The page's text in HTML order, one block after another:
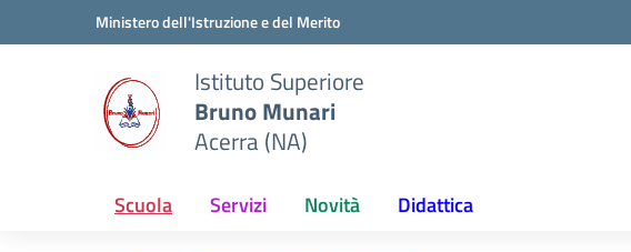
Vai ai contenuti
Vai al menu di navigazioneMinistero dell'Istruzione e del Merito
Istituto Superiore
Bruno Munari
Acerra (NA)
Scuola Servizi Novità Didattica